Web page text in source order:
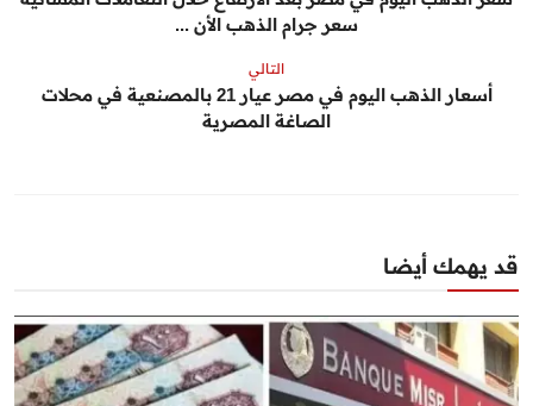
سعر جرام الذهب الأن ...
التالي
أسعار الذهب اليوم في مصر عيار 21 بالمصنعية في محلات
الصاغة المصرية
قد يهمك أيضا